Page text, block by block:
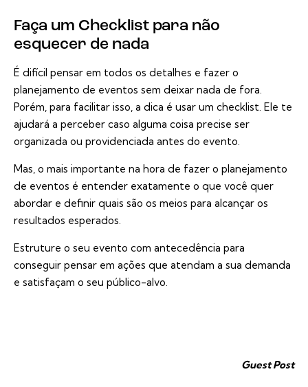
Faça um Checklist para não
esquecer de nada
É difícil pensar em todos os detalhes e fazer o
planejamento de eventos sem deixar nada de fora.
Porém, para facilitar isso, a dica é usar um checklist. Ele te
ajudará a perceber caso alguma coisa precise ser
organizada ou providenciada antes do evento.
Mas, o mais importante na hora de fazer o planejamento
de eventos é entender exatamente o que você quer
abordar e definir quais são os meios para alcançar os
resultados esperados.
Estruture o seu evento com antecedência para
conseguir pensar em ações que atendam a sua demanda
e satisfaçam o seu público-alvo.
Guest Post